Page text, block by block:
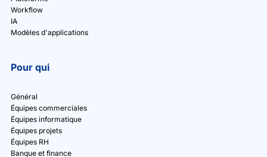
Workflow
IA
Modèles d'applications
Pour qui
Général
Équipes commerciales
Équipes informatique
Équipes projets
Équipes RH
Banque et finance